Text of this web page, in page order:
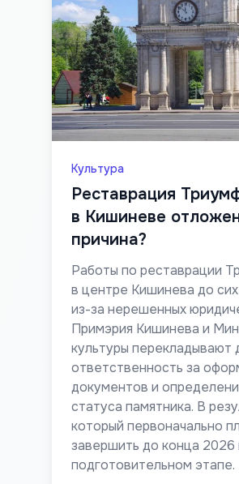
Культура
Реставрация
в Кишиневе
причина?
Работы по реставрации
в центре Кишинева до
из-за нерешенных
Примэрия Кишинева и
культуры перекладывают
ответственность за
документов и
статуса памятника. В
который первоначально
завершить до конца 2026
подготовительном этапе.